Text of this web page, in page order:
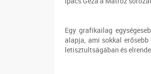
Egy grafikailag
alapja, ami sokkal
letisztultságában és